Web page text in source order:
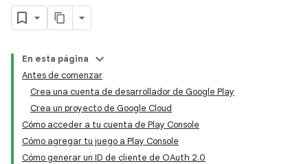
En esta página
Antes de comenzar
Crea una cuenta de desarrollador de Google Play
Crea un proyecto de Google Cloud
Cómo acceder a tu cuenta de Play Console
Cómo agregar tu juego a Play Console
Cómo generar un ID de cliente de OAuth 2.0